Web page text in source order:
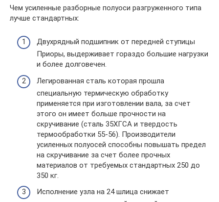
Чем усиленные разборные полуоси разгруженного типа
лучше стандартных:
Двухрядный подшипник от передней ступицы
Приоры, выдерживает гораздо большие нагрузки
и более долговечен.
Легированная сталь которая прошла
специальную термическую обработку
применяется при изготовлении вала, за счет
этого он имеет больше прочности на
скручивание (сталь 35ХГСА и твердость
термообработки 55-56). Производители
усиленных полуосей способны повышать предел
на скручивание за счет более прочных
материалов от требуемых стандартных 250 до
350 кг.
Исполнение узла на 24 шлица снижает